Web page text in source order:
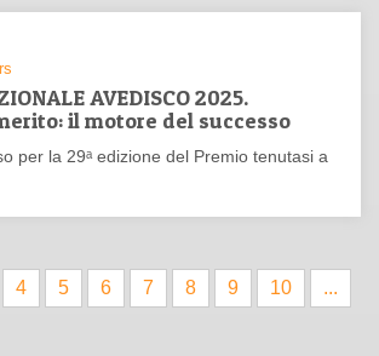
AVEDISCO 2025.
il motore del successo
per la 29ᵃ edizione del Premio tenutasi a
4 5 6 7 8 9 10 ...